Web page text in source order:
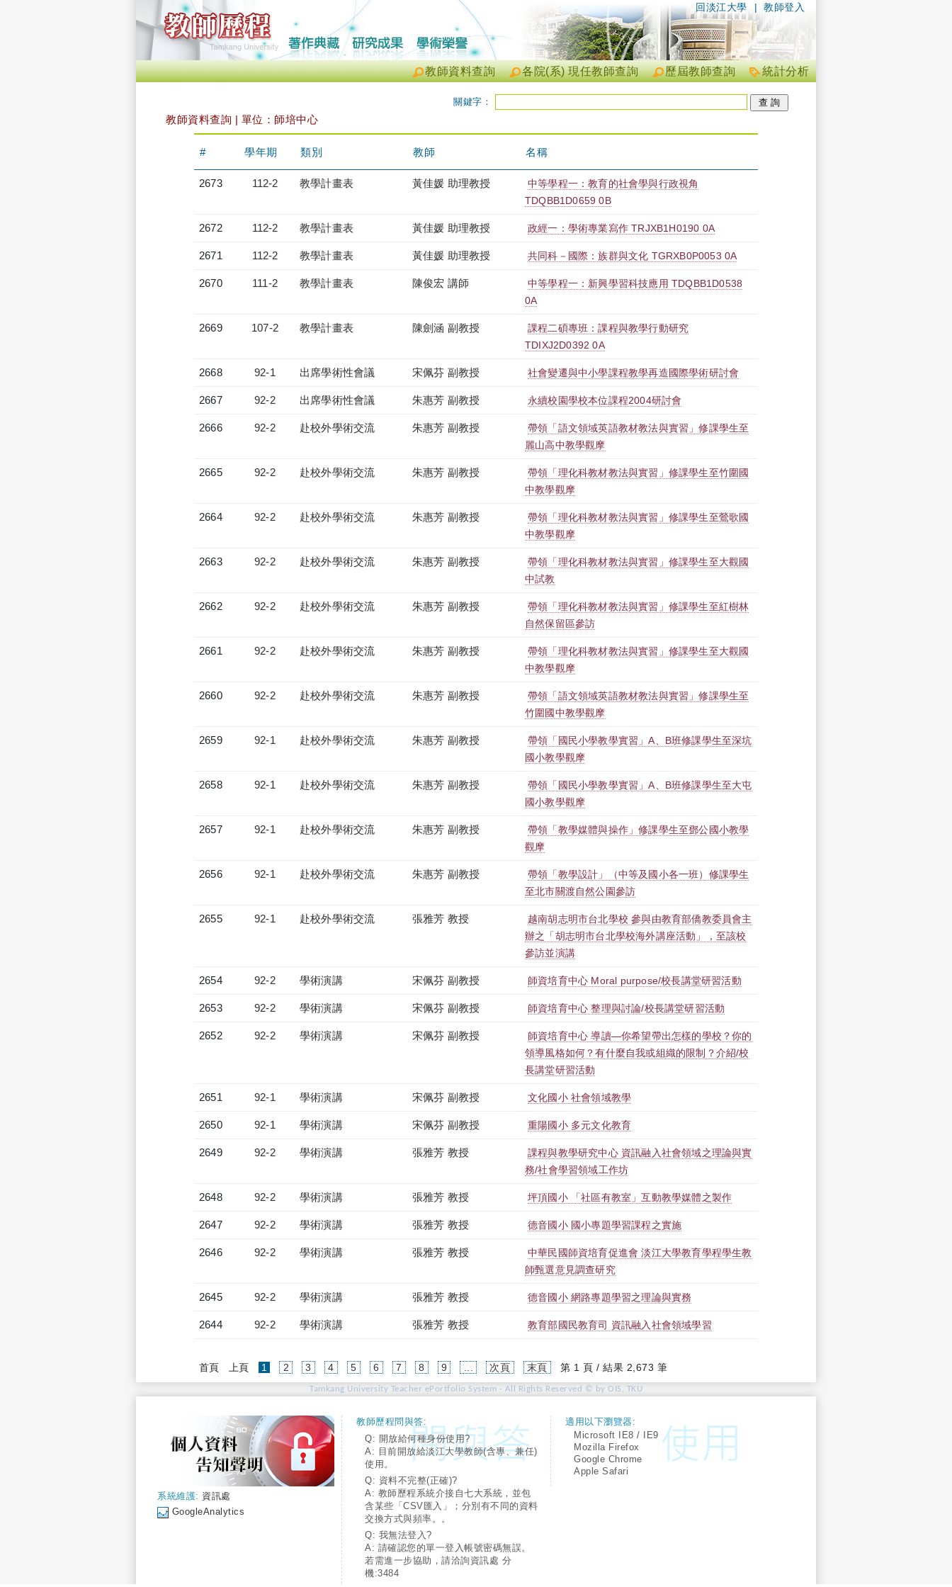
| 教師登入
回淡江大學
統計分析
歷屆教師查詢
各院(系) 現任教師查詢
教師資料查詢
關鍵字：
教師資料查詢 | 單位：師培中心
# 學年期 類別 教師 名稱
2673 112-2 教學計畫表 黃佳媛 助理教授
中等學程一：教育的社會學與行政視角
TDQBB1D0659 0B
2672 112-2 教學計畫表 黃佳媛 助理教授 政經一：學術專業寫作 TRJXB1H0190 0A
2671 112-2 教學計畫表 黃佳媛 助理教授 共同科－國際：族群與文化 TGRXB0P0053 0A
2670 111-2 教學計畫表 陳俊宏 講師
中等學程一：新興學習科技應用 TDQBB1D0538
0A
2669 107-2 教學計畫表 陳劍涵 副教授
課程二碩專班：課程與教學行動研究
TDIXJ2D0392 0A
2668 92-1 出席學術性會議 宋佩芬 副教授 社會變遷與中小學課程教學再造國際學術研討會
2667 92-2 出席學術性會議 朱惠芳 副教授 永續校園學校本位課程2004研討會
2666 92-2 赴校外學術交流 朱惠芳 副教授
帶領「語文領域英語教材教法與實習」修課學生至
麗山高中教學觀摩
2665 92-2 赴校外學術交流 朱惠芳 副教授
帶領「理化科教材教法與實習」修課學生至竹圍國
中教學觀摩
2664 92-2 赴校外學術交流 朱惠芳 副教授
帶領「理化科教材教法與實習」修課學生至鶯歌國
中教學觀摩
2663 92-2 赴校外學術交流 朱惠芳 副教授
帶領「理化科教材教法與實習」修課學生至大觀國
中試教
2662 92-2 赴校外學術交流 朱惠芳 副教授
帶領「理化科教材教法與實習」修課學生至紅樹林
自然保留區參訪
2661 92-2 赴校外學術交流 朱惠芳 副教授
帶領「理化科教材教法與實習」修課學生至大觀國
中教學觀摩
2660 92-2 赴校外學術交流 朱惠芳 副教授
帶領「語文領域英語教材教法與實習」修課學生至
竹圍國中教學觀摩
2659 92-1 赴校外學術交流 朱惠芳 副教授
帶領「國民小學教學實習」A、B班修課學生至深坑
國小教學觀摩
2658 92-1 赴校外學術交流 朱惠芳 副教授
帶領「國民小學教學實習」A、B班修課學生至大屯
國小教學觀摩
2657 92-1 赴校外學術交流 朱惠芳 副教授
帶領「教學媒體與操作」修課學生至鄧公國小教學
觀摩
2656 92-1 赴校外學術交流 朱惠芳 副教授
帶領「教學設計」（中等及國小各一班）修課學生
至北市關渡自然公園參訪
2655 92-1 赴校外學術交流 張雅芳 教授
越南胡志明市台北學校 參與由教育部僑教委員會主
辦之「胡志明市台北學校海外講座活動」，至該校
參訪並演講
2654 92-2 學術演講 宋佩芬 副教授 師資培育中心 Moral purpose/校長講堂研習活動
2653 92-2 學術演講 宋佩芬 副教授 師資培育中心 整理與討論/校長講堂研習活動
2652 92-2 學術演講 宋佩芬 副教授
師資培育中心 導讀—你希望帶出怎樣的學校？你的
領導風格如何？有什麼自我或組織的限制？介紹/校
長講堂研習活動
2651 92-1 學術演講 宋佩芬 副教授 文化國小 社會領域教學
2650 92-1 學術演講 宋佩芬 副教授 重陽國小 多元文化教育
2649 92-2 學術演講 張雅芳 教授
課程與教學研究中心 資訊融入社會領域之理論與實
務/社會學習領域工作坊
2648 92-2 學術演講 張雅芳 教授 坪頂國小 「社區有教室」互動教學媒體之製作
2647 92-2 學術演講 張雅芳 教授 德音國小 國小專題學習課程之實施
2646 92-2 學術演講 張雅芳 教授
中華民國師資培育促進會 淡江大學教育學程學生教
師甄選意見調查研究
2645 92-2 學術演講 張雅芳 教授 德音國小 網路專題學習之理論與實務
2644 92-2 學術演講 張雅芳 教授 教育部國民教育司 資訊融入社會領域學習
首頁 上頁 1 (current)
2 3 4 5 6 7 8 9 次頁 末頁 第 1 頁 / 結果 2,673 筆
Tamkang University Teacher ePortfolio System - All Rights Reserved © by OIS, TKU
系統維護: 資訊處
GoogleAnalytics
教師歷程問與答:
Q: 開放給何種身份使用?
A: 目前開放給淡江大學教師(含專、兼任)
使用。
Q: 資料不完整(正確)?
A: 教師歷程系統介接自七大系統，並包
含某些「CSV匯入」；分別有不同的資料
交換方式與頻率。。
Q: 我無法登入?
A: 請確認您的單一登入帳號密碼無誤。
若需進一步協助，請洽詢資訊處 分
機:3484
適用以下瀏覽器:
Microsoft IE8 / IE9
Mozilla Firefox
Google Chrome
Apple Safari